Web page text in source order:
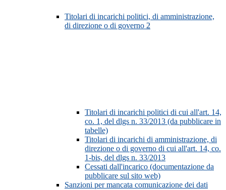
Titolari di incarichi politici, di amministrazione,
di direzione o di governo 2
Titolari di incarichi politici di cui all'art. 14,
co. 1, del dlgs n. 33/2013 (da pubblicare in
tabelle)
Titolari di incarichi di amministrazione, di
direzione o di governo di cui all'art. 14, co.
1-bis, del dlgs n. 33/2013
Cessati dall'incarico (documentazione da
pubblicare sul sito web)
Sanzioni per mancata comunicazione dei dati